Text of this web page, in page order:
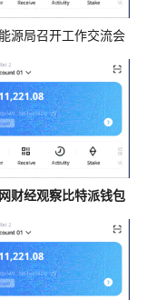
源局召开工作交流会
包 进一步鞭策“获得电
力”处事程度提升
财经观察比特派钱包
丨核药赛道升温